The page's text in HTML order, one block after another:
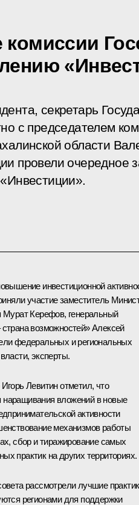
комиссии
секретарь
с председателем
области
провели очередное
инвестиционной
участие заместитель
Мурат Керефов, генеральный
возможностей» Алексей
федеральных и региональных
эксперты.
Игорь Левитинотметил, что
вложений в новые
активности
механизмов работы
сбор и тиражирование самых
практик на других территориях.
рассмотрели лучшие
регионами для поддержки